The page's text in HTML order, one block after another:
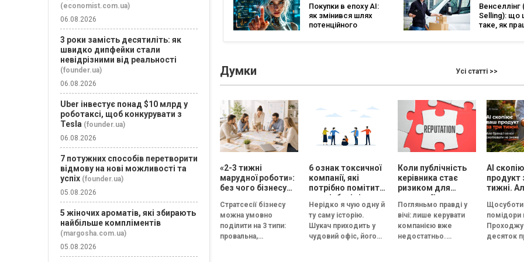
поки
забрали
найкращих
Покупки в епоху AI:
як змінився шлях
потенційного
Венселлінг
Selling): що
таке, як
продажів
Думки Усі статті >>
«2-3 тижні
марудної роботи»:
без чого бізнесу
проводити
стратегічну сесію
Стратсесії бізнесу
можна умовно
поділити на 3 типи:
провальна,
6 ознак токсичної
компанії, які
потрібно помітити
на співбесіді
Нерідко я чую одну й
ту саму історію.
Шукач приходить у
чудовий офіс, його
Коли публічність
керівника стає
ризиком для
репутації
Погляньмо правді у
вічі: лише керувати
компанією вже
недостатньо.
AI
продукт
тижні.
сенси
не
Щосуботи
помідори
Проходжу
десяток
(economist.com.ua)
06.08.2026
3 роки замість десятиліть: як
швидко дипфейки стали
невідрізними від реальності
(founder.ua)
06.08.2026
Uber інвестує понад $10 млрд у
роботаксі, щоб конкурувати з
Tesla (founder.ua)
06.08.2026
7 потужних способів перетворити
відмову на нові можливості та
успіх (founder.ua)
05.08.2026
5 жіночих ароматів, які збирають
найбільше компліментів
(margosha.com.ua)
05.08.2026